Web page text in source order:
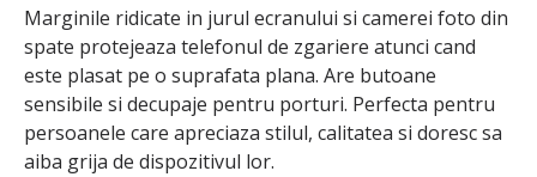
Marginile ridicate in jurul ecranului si camerei foto din
spate protejeaza telefonul de zgariere atunci cand
este plasat pe o suprafata plana. Are butoane
sensibile si decupaje pentru porturi. Perfecta pentru
persoanele care apreciaza stilul, calitatea si doresc sa
aiba grija de dispozitivul lor.